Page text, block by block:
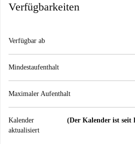
Verfügbarkeiten
Verfügbar ab
Mindestaufenthalt
Maximaler Aufenthalt
Kalender
aktualisiert
(Der Kalender ist seit